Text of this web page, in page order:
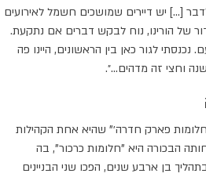
[…] יש דיירים שמושכים חשמל לאירועים
של הורינו, נוח לבקש דברים אם נתקעת.
לגור כאן בין הראשונים, היינו פה
וחצי זה מדהים…״.
פארק חדרה׳" שהיא אחת הקהילות
הבכורה היא "חלומות כרכור", בה
בן ארבע שנים, הפכו שני הבניינים